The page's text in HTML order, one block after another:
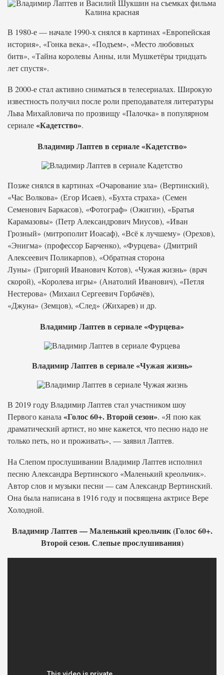
В 1980-е — начале 1990-х снялся в картинах «Европейская
история», «Гонка века», «Подъем», «Место любовных
битв», «Тайна королевы Анны, или Мушкетёры тридцать
лет спустя».
В 2000-е стал активно сниматься в телесериалах. Широкую
известность получил после роли преподавателя литературы
Льва Михайловича по прозвищу «Палочка» в популярном
сериале«Кадетство».
Владимир Лаптев в сериале «Кадетство»
Позже снялся в картинах «Очарование зла» (Вертинский),
«Час Волкова» (Егор Исаев), «Бухта страха» (Семен
Семенович Баркасов), «Фотограф» (Ожигин), «Братья
Карамазовы» (Петр Александрович Миусов), «Иван
Грозный» (митрополит Иоасаф), «Всё к лучшему» (Орехов),
«Энигма» (профессор Барченко), «Фурцева» (Дмитрий
Алексеевич Поликарпов), «Обратная сторона
Луны» (Григорий Иванович Котов), «Чужая жизнь» (врач
скорой), «Королева игры» (Анатолий Иванович), «Петля
Нестерова» (Михаил Сергеевич Горбачёв),
«Джуна» (Земцов), «След» (Жихарев) и др.
Владимир Лаптев в сериале «Фурцева»
Владимир Лаптев в сериале «Чужая жизнь»
В 2019 году Владимир Лаптев стал участником шоу
Первого канала «Голос 60+. Второй сезон». «Я пою как
драматический артист, но мне кажется, что песню надо не
только петь, но и проживать», — заявил Лаптев.
На Слепом прослушивании Владимир Лаптев исполнил
песню Александра Вертинского «Маленький креольчик».
Автор слов и музыки песни — сам Александр Вертинский.
Она была написана в 1916 году и посвящена актрисе Вере
Холодной.
Владимир Лаптев — Маленький креольчик (Голос 60+.
Второй сезон. Слепые прослушивания)